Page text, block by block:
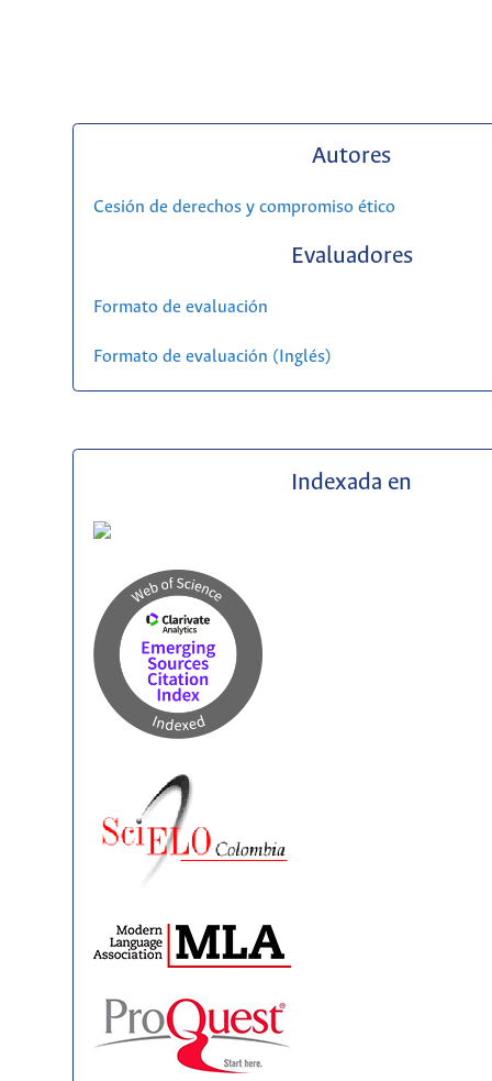
Autores
Cesión de derechos y compromiso ético
Evaluadores
Formato de evaluación
Formato de evaluación (Inglés)
Indexada en